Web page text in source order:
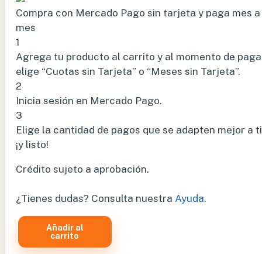
Compra con Mercado Pago sin tarjeta y paga mes a
mes
1
Agrega tu producto al carrito y al momento de
elige “Cuotas sin Tarjeta” o “Meses sin Tarjeta”.
2
Inicia sesión en Mercado Pago.
3
Elige la cantidad de pagos que se adapten mejor a ti
¡y listo!
Crédito sujeto a aprobación.
¿Tienes dudas? Consulta nuestra Ayuda.
MILLER
Añadir al
carrito